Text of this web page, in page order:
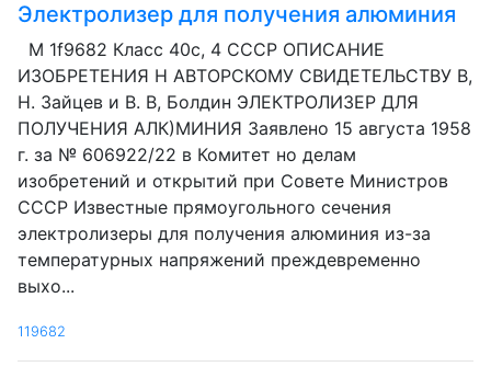
Электролизер для получения алюминия
М 1f9682 Класс 40с, 4 СССР ОПИСАНИЕ
ИЗОБРЕТЕНИЯ Н АВТОРСКОМУ СВИДЕТЕЛЬСТВУ В,
Н. Зайцев и В. В, Болдин ЭЛЕКТРОЛИЗЕР ДЛЯ
ПОЛУЧЕНИЯ АЛК)МИНИЯ Заявлено 15 августа 1958
г. за № 606922/22 в Комитет но делам
изобретений и открытий при Совете Министров
СССР Известные прямоугольного сечения
электролизеры для получения алюминия из-за
температурных напряжений преждевременно
выхо...
119682